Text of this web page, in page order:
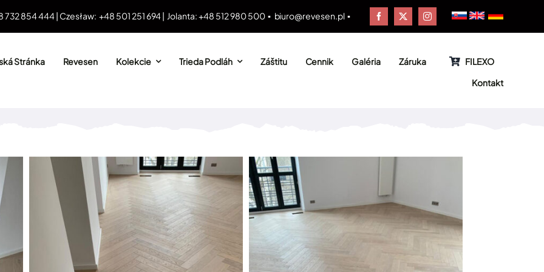
732 854 444 | Czesław: +48 501 251 694 | Jolanta: +48 512 980 500 ▪ biuro@revesen.pl ▪
Stránka Revesen Kolekcie Trieda Podláh Záštitu Cennik Galéria Záruka
FILEXO
Kontakt